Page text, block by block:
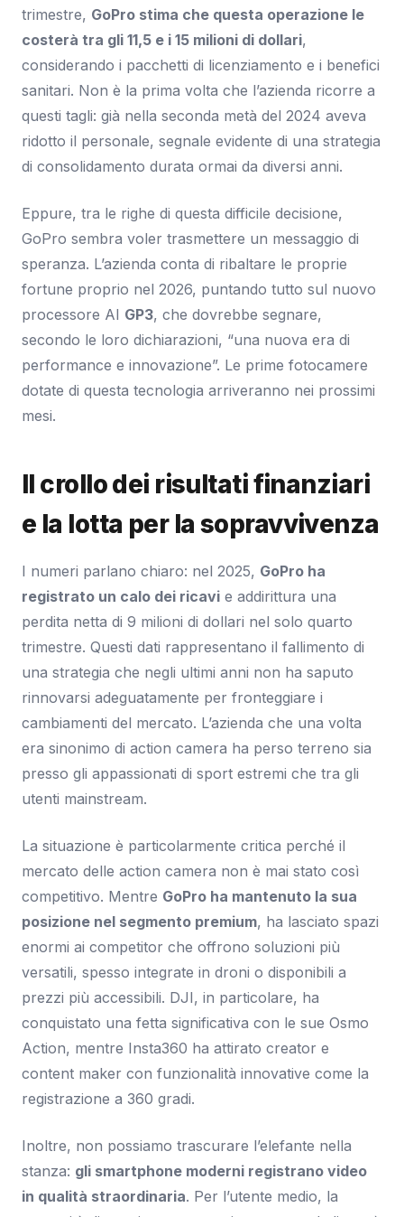
trimestre, GoPro stima che questa operazione le
costerà tra gli 11,5 e i 15 milioni di dollari,
considerando i pacchetti di licenziamento e i benefici
sanitari. Non è la prima volta che l’azienda ricorre a
questi tagli: già nella seconda metà del 2024 aveva
ridotto il personale, segnale evidente di una strategia
di consolidamento durata ormai da diversi anni.
Eppure, tra le righe di questa difficile decisione,
GoPro sembra voler trasmettere un messaggio di
speranza. L’azienda conta di ribaltare le proprie
fortune proprio nel 2026, puntando tutto sul nuovo
processore AI GP3, che dovrebbe segnare,
secondo le loro dichiarazioni, “una nuova era di
performance e innovazione”. Le prime fotocamere
dotate di questa tecnologia arriveranno nei prossimi
mesi.
Il crollo dei risultati finanziari
e la lotta per la sopravvivenza
I numeri parlano chiaro: nel 2025, GoPro ha
registrato un calo dei ricavi e addirittura una
perdita netta di 9 milioni di dollari nel solo quarto
trimestre. Questi dati rappresentano il fallimento di
una strategia che negli ultimi anni non ha saputo
rinnovarsi adeguatamente per fronteggiare i
cambiamenti del mercato. L’azienda che una volta
era sinonimo di action camera ha perso terreno sia
presso gli appassionati di sport estremi che tra gli
utenti mainstream.
La situazione è particolarmente critica perché il
mercato delle action camera non è mai stato così
competitivo. Mentre GoPro ha mantenuto la sua
posizione nel segmento premium, ha lasciato spazi
enormi ai competitor che offrono soluzioni più
versatili, spesso integrate in droni o disponibili a
prezzi più accessibili. DJI, in particolare, ha
conquistato una fetta significativa con le sue Osmo
Action, mentre Insta360 ha attirato creator e
content maker con funzionalità innovative come la
registrazione a 360 gradi.
Inoltre, non possiamo trascurare l’elefante nella
stanza: gli smartphone moderni registrano video
in qualità straordinaria. Per l’utente medio, la